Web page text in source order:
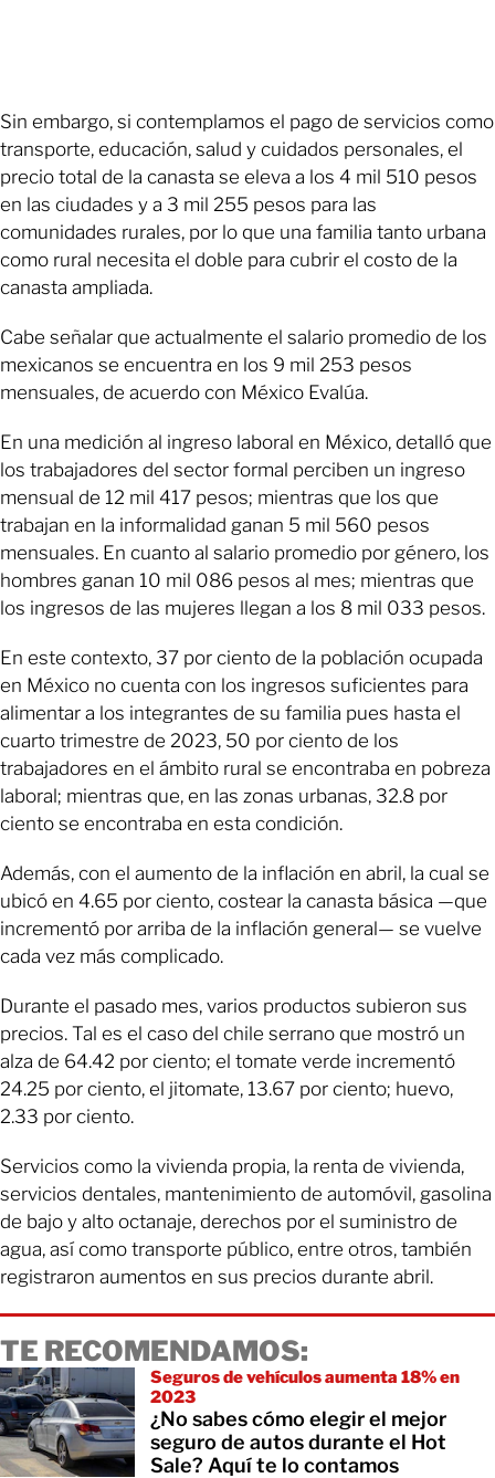
Sin embargo, si contemplamos el pago de servicios como
transporte, educación, salud y cuidados personales, el
precio total de la canasta se eleva a los 4 mil 510 pesos
en las ciudades y a 3 mil 255 pesos para las
comunidades rurales, por lo que una familia tanto urbana
como rural necesita el doble para cubrir el costo de la
canasta ampliada.
Cabe señalar que actualmente el salario promedio de los
mexicanos se encuentra en los 9 mil 253 pesos
mensuales, de acuerdo con México Evalúa.
En una medición al ingreso laboral en México, detalló que
los trabajadores del sector formal perciben un ingreso
mensual de 12 mil 417 pesos; mientras que los que
trabajan en la informalidad ganan 5 mil 560 pesos
mensuales. En cuanto al salario promedio por género, los
hombres ganan 10 mil 086 pesos al mes; mientras que
los ingresos de las mujeres llegan a los 8 mil 033 pesos.
En este contexto, 37 por ciento de la población ocupada
en México no cuenta con los ingresos suficientes para
alimentar a los integrantes de su familia pues hasta el
cuarto trimestre de 2023, 50 por ciento de los
trabajadores en el ámbito rural se encontraba en pobreza
laboral; mientras que, en las zonas urbanas, 32.8 por
ciento se encontraba en esta condición.
Además, con el aumento de la inflación en abril, la cual se
ubicó en 4.65 por ciento, costear la canasta básica —que
incrementó por arriba de la inflación general— se vuelve
cada vez más complicado.
Durante el pasado mes, varios productos subieron sus
precios. Tal es el caso del chile serrano que mostró un
alza de 64.42 por ciento; el tomate verde incrementó
24.25 por ciento, el jitomate, 13.67 por ciento; huevo,
2.33 por ciento.
Servicios como la vivienda propia, la renta de vivienda,
servicios dentales, mantenimiento de automóvil, gasolina
de bajo y alto octanaje, derechos por el suministro de
agua, así como transporte público, entre otros, también
registraron aumentos en sus precios durante abril.
TE RECOMENDAMOS:
Seguros de vehículos aumenta 18% en
2023
¿No sabes cómo elegir el mejor
seguro de autos durante el Hot
Sale? Aquí te lo contamos